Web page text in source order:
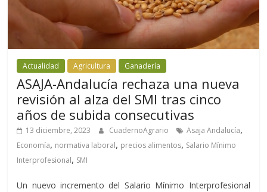
Actualidad Agricultura Ganadería
ASAJA-Andalucía rechaza una nueva
revisión al alza del SMI tras cinco
años de subida consecutivas
13 diciembre, 2023 CuadernoAgrario Asaja Andalucía,
Economía, normativa laboral, precios alimentos, Salario Mínimo
Interprofesional, SMI
Un nuevo incremento del Salario Mínimo Interprofesional